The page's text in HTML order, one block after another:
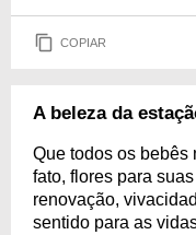
COPIAR
A beleza da
Que todos os bebês
fato, flores para
renovação,
sentido para as